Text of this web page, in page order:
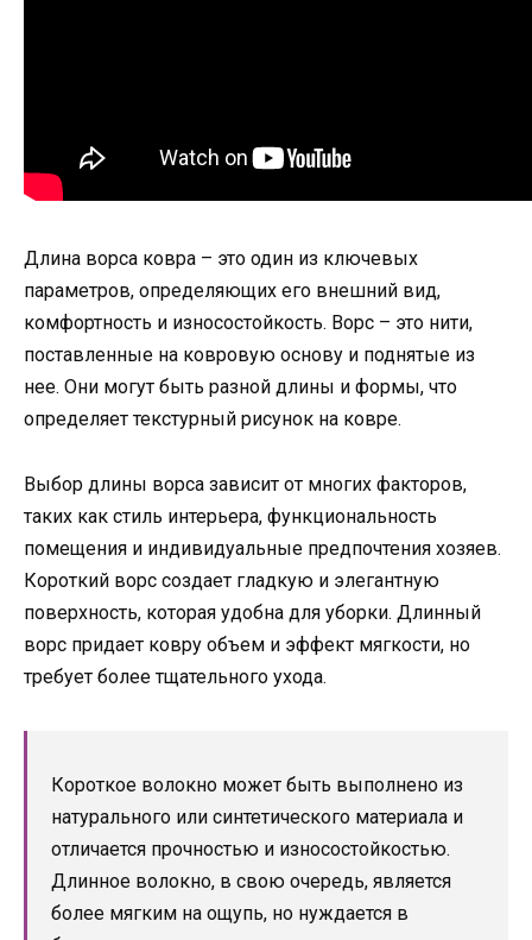
Длина ворса ковра – это один из ключевых
параметров, определяющих его внешний вид,
комфортность и износостойкость. Ворс – это нити,
поставленные на ковровую основу и поднятые из
нее. Они могут быть разной длины и формы, что
определяет текстурный рисунок на ковре.
Выбор длины ворса зависит от многих факторов,
таких как стиль интерьера, функциональность
помещения и индивидуальные предпочтения хозяев.
Короткий ворс создает гладкую и элегантную
поверхность, которая удобна для уборки. Длинный
ворс придает ковру объем и эффект мягкости, но
требует более тщательного ухода.
Короткое волокно может быть выполнено из
натурального или синтетического материала и
отличается прочностью и износостойкостью.
Длинное волокно, в свою очередь, является
более мягким на ощупь, но нуждается в